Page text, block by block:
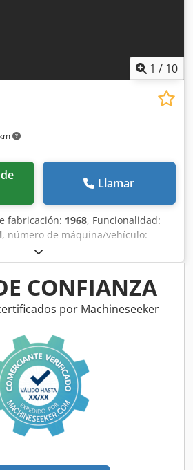
1 / 10
Llamar
fabricación: 1968, Funcionalidad:
, número de máquina/vehículo:
D06L/7826 Tipo de maquina:
Tipo: GRM50 Dodjwi S Ewjpfx
diàmetro de alambre: 0,5 -5,0 mm
mm largo de alimentation: max 320
min: max 132 número de
CONFIANZA
por Machineseeker